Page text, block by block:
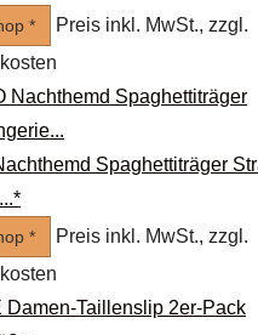
*
Preis inkl. MwSt., zzgl.
Spaghettiträger
*
Preis inkl. MwSt., zzgl.